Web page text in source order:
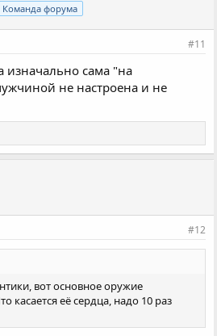
Команда форума
#11
сама "на
не настроена и не
#12
вот основное оружие
касается её сердца, надо 10 раз